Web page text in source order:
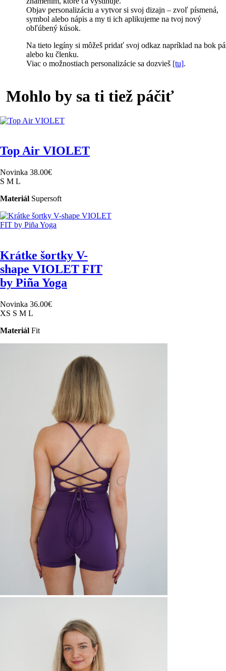
Objav personalizáciu a vytvor si svoj dizajn – zvoľ písmená,
symbol alebo nápis a my ti ich aplikujeme na tvoj nový
obľúbený kúsok.
Na tieto legíny si môžeš pridať svoj odkaz napríklad na bok
alebo ku členku.
Viac o možnostiach personalizácie sa dozvieš [tu].
Mohlo by sa ti tiež páčiť
Top Air VIOLET
Novinka 38.00€
S M L
Materiál Supersoft
Krátke šortky V-
shape VIOLET FIT
by Piña Yoga
Novinka 36.00€
XS S M L
Materiál Fit